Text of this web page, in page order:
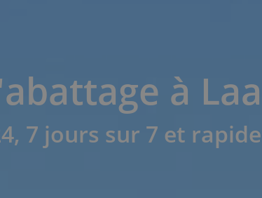
à
7 jours sur 7 et